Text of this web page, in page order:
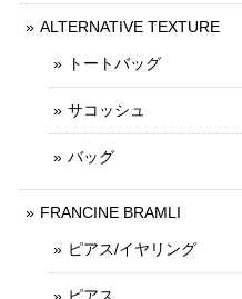
ALTERNATIVE TEXTURE
トートバッグ
サコッシュ
バッグ
FRANCINE BRAMLI
ピアス/イヤリング